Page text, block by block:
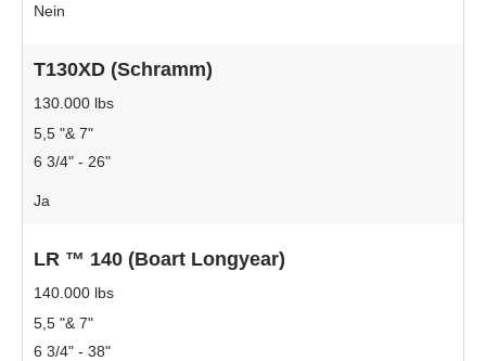
Nein
T130XD (Schramm)
130.000 lbs
5,5 "& 7"
6 3/4" - 26"
Ja
LR ™ 140 (Boart Longyear)
140.000 lbs
5,5 "& 7"
6 3/4" - 38"